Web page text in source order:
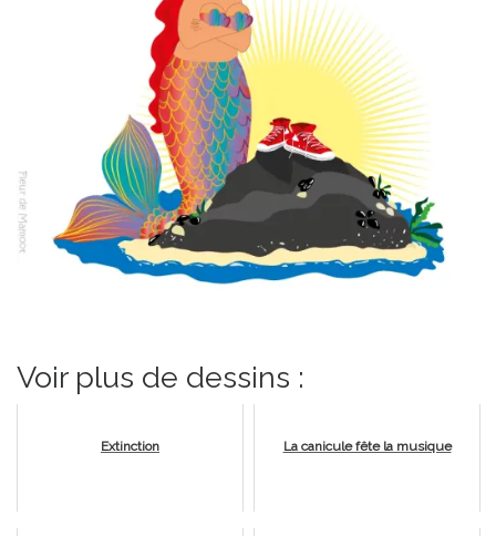
Voir plus de dessins :
Extinction La canicule fête la musique